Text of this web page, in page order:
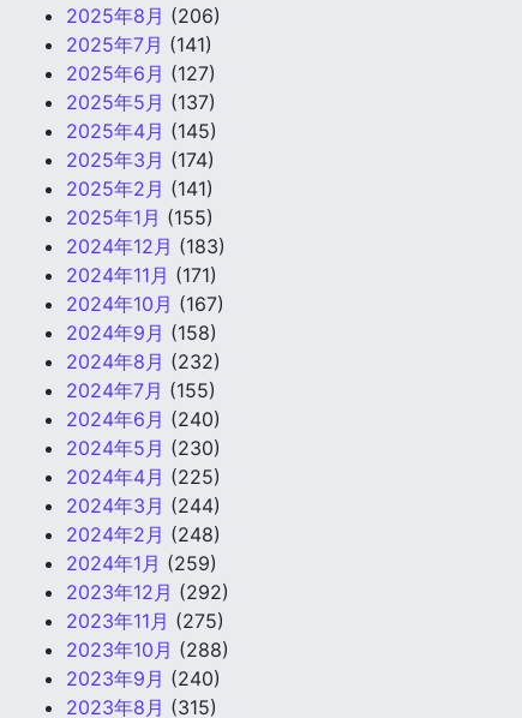
2025年8月 (206)
2025年7月 (141)
2025年6月 (127)
2025年5月 (137)
2025年4月 (145)
2025年3月 (174)
2025年2月 (141)
2025年1月 (155)
2024年12月 (183)
2024年11月 (171)
2024年10月 (167)
2024年9月 (158)
2024年8月 (232)
2024年7月 (155)
2024年6月 (240)
2024年5月 (230)
2024年4月 (225)
2024年3月 (244)
2024年2月 (248)
2024年1月 (259)
2023年12月 (292)
2023年11月 (275)
2023年10月 (288)
2023年9月 (240)
2023年8月 (315)